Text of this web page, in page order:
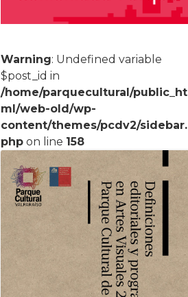
Warning: Undefined variable
$post_id in
/home/parquecultural/public_ht
ml/web-old/wp-
content/themes/pcdv2/sidebar.
php on line 158